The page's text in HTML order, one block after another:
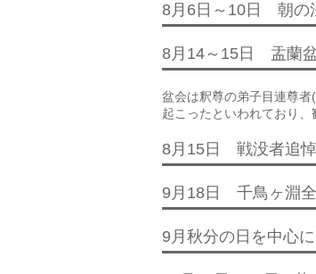
8月6日～10日 朝の
8月14～15日 盂蘭盆
盆会は釈尊の弟子目連尊
起こったといわれており、
8月15日 戦没者追
9月18日 千鳥ヶ淵全
9月秋分の日を中心